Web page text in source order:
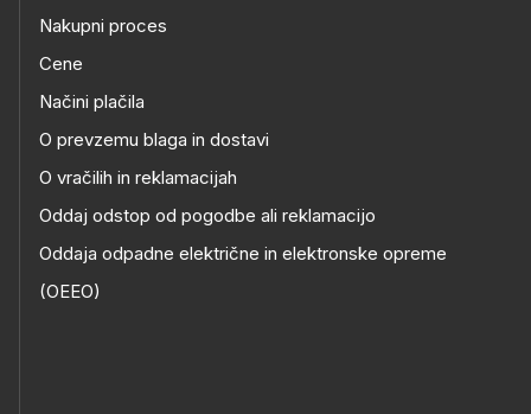
Nakupni proces
Cene
Načini plačila
O prevzemu blaga in dostavi
O vračilih in reklamacijah
Oddaj odstop od pogodbe ali reklamacijo
Oddaja odpadne električne in elektronske opreme
(OEEO)